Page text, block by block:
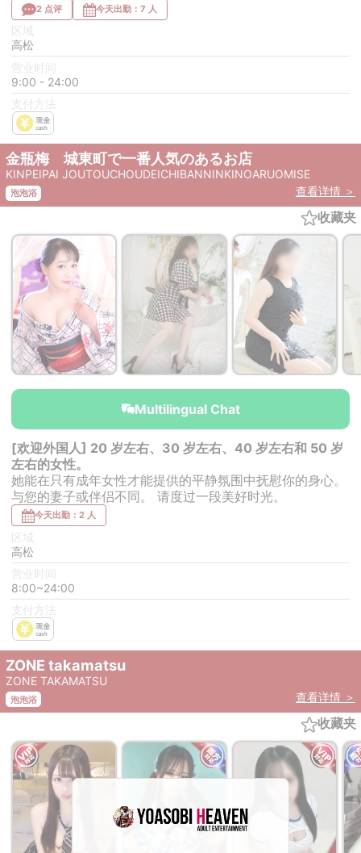
2 点评 今天出勤：7 人
区域
高松
营业时间
9:00 - 24:00
支付方法
金瓶梅 城東町で一番人気のあるお店
KINPEIPAI JOUTOUCHOUDEICHIBANNINKINOARUOMISE
泡泡浴
查看详情 ＞
收藏夹
Multilingual Chat
[欢迎外国人] 20 岁左右、30 岁左右、40 岁左右和 50 岁
左右的女性。
她能在只有成年女性才能提供的平静氛围中抚慰你的身心。
与您的妻子或伴侣不同。 请度过一段美好时光。
今天出勤：2 人
区域
高松
营业时间
8:00~24:00
支付方法
ZONE takamatsu
ZONE TAKAMATSU
泡泡浴
查看详情 ＞
收藏夹